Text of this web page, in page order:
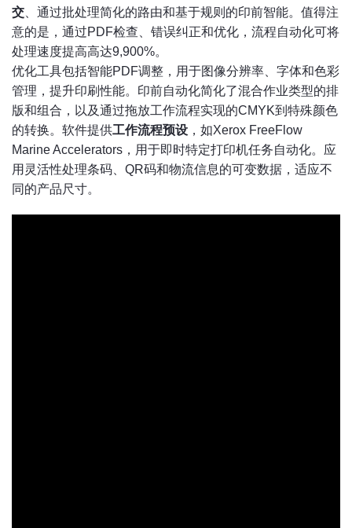
交 、通过批处理简化的路由和基于规则的印前智能。值得注
意的是，通过PDF检查、错误纠正和优化，流程自动化可将
处理速度提高高达9,900%。
优化工具包括智能PDF调整，用于图像分辨率、字体和色彩
管理，提升印刷性能。印前自动化简化了混合作业类型的排
版和组合，以及通过拖放工作流程实现的CMYK到特殊颜色
的转换。软件提供工作流程预设 ，如Xerox FreeFlow
Marine Accelerators，用于即时特定打印机任务自动化。应
用灵活性处理条码、QR码和物流信息的可变数据，适应不
同的产品尺寸。